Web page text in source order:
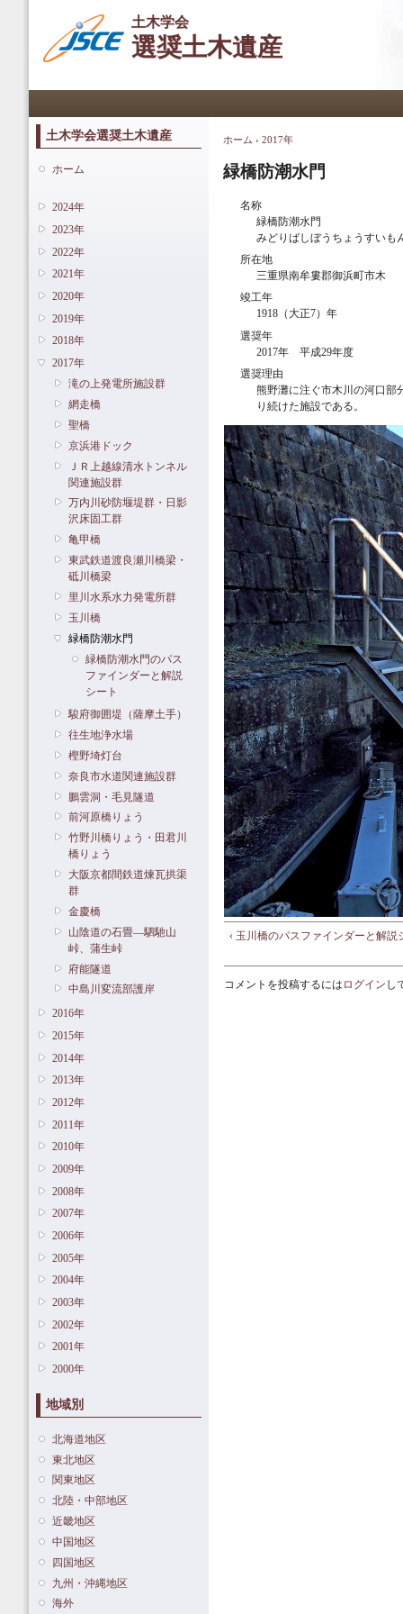
土木学会
選奨土木遺産
土木学会選奨土木遺産
ホーム
2024年
2023年
2022年
2021年
2020年
2019年
2018年
2017年
滝の上発電所施設群
網走橋
聖橋
京浜港ドック
ＪＲ上越線清水トンネル
関連施設群
万内川砂防堰堤群・日影
沢床固工群
亀甲橋
東武鉄道渡良瀬川橋梁・
砥川橋梁
里川水系水力発電所群
玉川橋
緑橋防潮水門
緑橋防潮水門のパス
ファインダーと解説
シート
駿府御囲堤（薩摩土手）
往生地浄水場
樫野埼灯台
奈良市水道関連施設群
鵬雲洞・毛見隧道
前河原橋りょう
竹野川橋りょう・田君川
橋りょう
大阪京都間鉄道煉瓦拱渠
群
金慶橋
山陰道の石畳―駟馳山
峠、蒲生峠
府能隧道
中島川変流部護岸
2016年
2015年
2014年
2013年
2012年
2011年
2010年
2009年
2008年
2007年
2006年
2005年
2004年
2003年
2002年
2001年
2000年
地域別
北海道地区
東北地区
関東地区
北陸・中部地区
近畿地区
中国地区
四国地区
九州・沖縄地区
海外
現在地
ホーム › 2017年
緑橋防潮水門
名称
緑橋防潮水門
みどりばしぼうちょうすいも
所在地
三重県南牟婁郡御浜町市木
竣工年
1918（大正7）年
選奨年
2017年 平成29年度
選奨理由
熊野灘に注ぐ市木川の河口部
り続けた施設である。
‹ 玉川橋のパスファインダーと解説
コメントを投稿するには ログイン し